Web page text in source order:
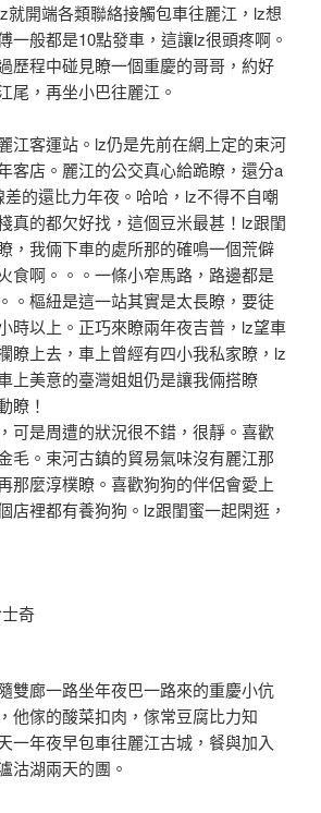
開端各類聯絡接觸包車往麗江，lz想
一般都是10點發車，這讓lz很頭疼啊。
歷程中碰見瞭一個重慶的哥哥，約好
尾，再坐小巴往麗江。
客運站。lz仍是先前在網上定的束河
客店。麗江的公交真心給跪瞭，還分a
的還比力年夜。哈哈，lz不得不自嘲
真的都欠好找，這個豆米最甚！lz跟閨
，我倆下車的處所那的確鳴一個荒僻
食啊。。。一條小窄馬路，路邊都是
。樞紐是這一站其實是太長瞭，要徒
時以上。正巧來瞭兩年夜吉普，lz望車
瞭上去，車上曾經有四小我私家瞭，lz
上美意的臺灣姐姐仍是讓我倆搭瞭
瞭！
是周遭的狀況很不錯，很靜。喜歡
毛。束河古鎮的貿易氣味沒有麗江那
那麼淳樸瞭。喜歡狗狗的伴侶會愛上
店裡都有養狗狗。lz跟閨蜜一起閑逛，
奇
廊一路坐年夜巴一路來的重慶小伉
他傢的酸菜扣肉，傢常豆腐比力知
一年夜早包車往麗江古城，餐與加入
沽湖兩天的團。